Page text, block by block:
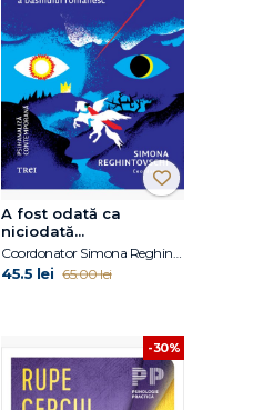
A fost odată ca
niciodată...
45.5 lei 65.00 lei
-30%